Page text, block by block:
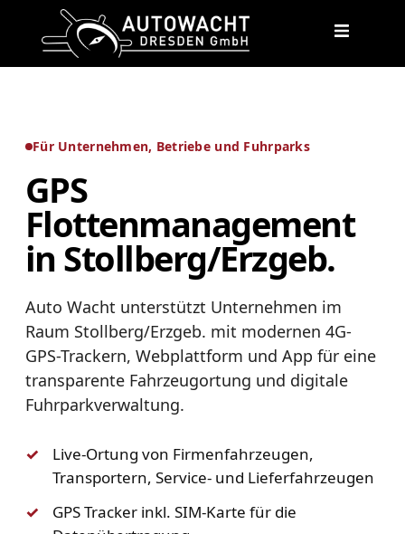
Für Unternehmen, Betriebe und Fuhrparks
GPS
Flottenmanagement
in Stollberg/Erzgeb.
Auto Wacht unterstützt Unternehmen im
Raum Stollberg/Erzgeb. mit modernen 4G-
GPS-Trackern, Webplattform und App für eine
transparente Fahrzeugortung und digitale
Fuhrparkverwaltung.
Live-Ortung von Firmenfahrzeugen,
Transportern, Service- und Lieferfahrzeugen
GPS Tracker inkl. SIM-Karte für die